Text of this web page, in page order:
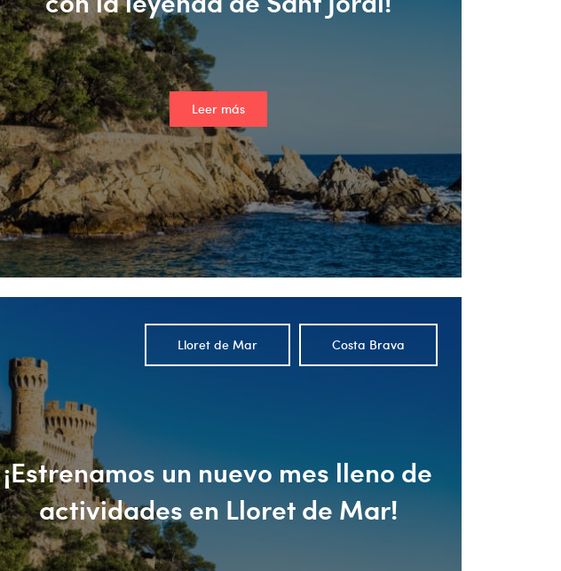
Leer más
¡Estrenamos un nuevo mes lleno de
actividades en Lloret de Mar!
Costa Brava
Lloret de Mar